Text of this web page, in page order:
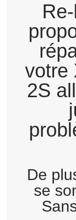
votre
2S
De
se